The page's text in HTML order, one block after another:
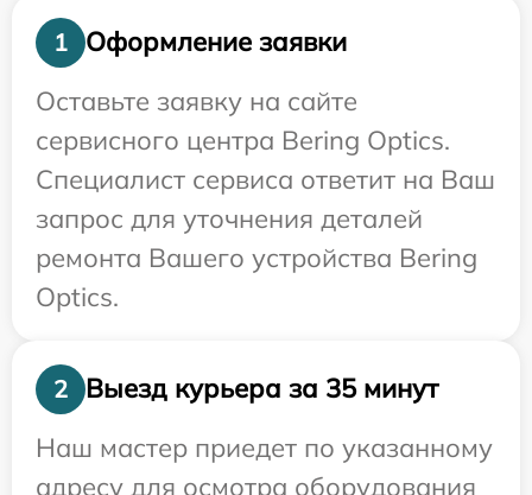
1
Оформление заявки
Оставьте заявку на сайте
сервисного центра Bering Optics.
Специалист сервиса ответит на Ваш
запрос для уточнения деталей
ремонта Вашего устройства Bering
Optics.
2
Выезд курьера за 35 минут
Наш мастер приедет по указанному
адресу для осмотра оборудования